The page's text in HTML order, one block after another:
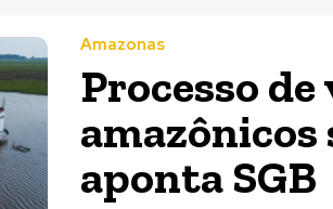
Amazonas
Processo
amazônicos
aponta SGB